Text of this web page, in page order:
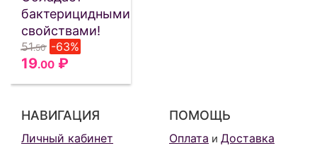
бактерицидными
свойствами!
51.50 -63%
19.00 ₽
НАВИГАЦИЯ
Личный кабинет
ПОМОЩЬ
Оплата и Доставка